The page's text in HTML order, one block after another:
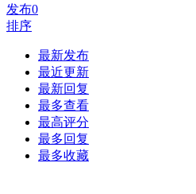
发布0
排序
最新发布
最近更新
最新回复
最多查看
最高评分
最多回复
最多收藏